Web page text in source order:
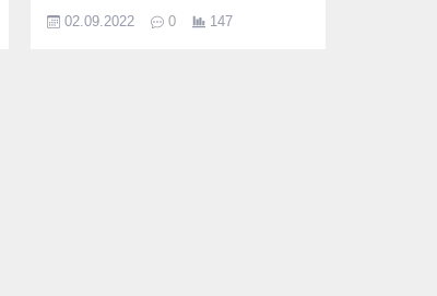
eden Psikiyatri Uzmanı Yrd.
02.09.2022 0 147